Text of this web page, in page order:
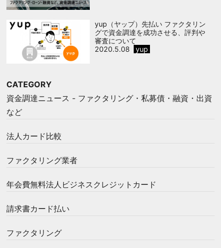
yup（ヤップ）先払い ファクタリン
グで資金調達を成功させる、評判や
審査について
2020.5.08
yup
CATEGORY
資金調達ニュース - ファクタリング・私募債・融資・出資
など
法人カード比較
ファクタリング業者
年会費無料法人ビジネスクレジットカード
請求書カード払い
ファクタリング